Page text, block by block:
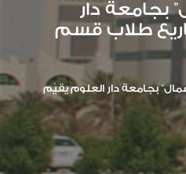
بجامعة دار
طلاب قسم
بجامعة دار العلوم يقيّم